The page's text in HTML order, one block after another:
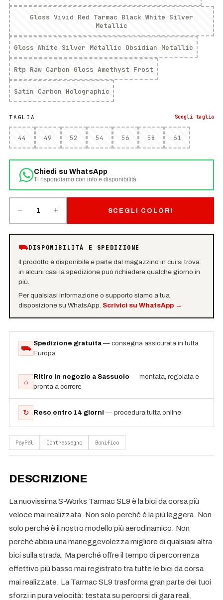
Gloss Vivid Red Tarmac Black White Silver
Metallic
Gloss White Silver Metallic Obsidian Metallic
Rtp Raw Carbon Gloss Amethyst Frost
Satin Carbon Holographic
TAGLIA Scegli taglia
44 49 52 54 56 58 61
Chiedi su WhatsApp
Ti rispondiamo con info e disponibilità
− 1 + SCEGLI COLORI
⛟DISPONIBILITÀ E SPEDIZIONE
Il prodotto è disponibile e parte dal magazzino in cui si trova:
in alcuni casi la spedizione può richiedere qualche giorno in
più.
Per qualsiasi informazione o supporto siamo a tua
disposizione su WhatsApp. Scrivici su WhatsApp→
⛟
Spedizione gratuita — consegna assicurata in tutta
Europa
⌂
Ritiro in negozio a Sassuolo — montata, regolata e
pronta a correre
↻ Reso entro 14 giorni — procedura tutta online
PayPal Contrassegno Bonifico
DESCRIZIONE
La nuovissima S-Works Tarmac SL9 è la bici da corsa più
veloce mai realizzata. Non solo perché è la più leggera. Non
solo perché è il nostro modello più aerodinamico. Non
perché abbia una maneggevolezza migliore di qualsiasi altra
bici sulla strada. Ma perché offre il tempo di percorrenza
effettivo più basso mai registrato tra tutte le bici da corsa
mai realizzate. La Tarmac SL9 trasforma gran parte dei tuoi
sforzi in pura velocità: testata su percorsi di gara reali,